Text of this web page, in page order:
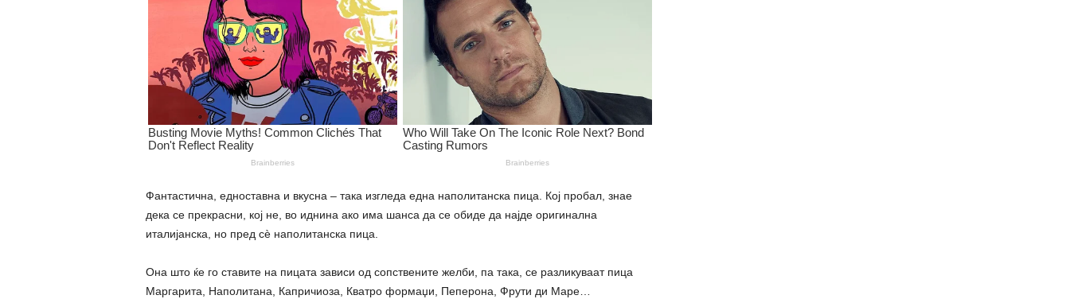
Фантастична, едноставна и вкусна – така изгледа една наполитанска пица. Кој пробал, знае
дека се прекрасни, кој не, во иднина ако има шанса да се обиде да најде оригинална
италијанска, но пред сѐ наполитанска пица.
Она што ќе го ставите на пицата зависи од сопствените желби, па така, се разликуваат пица
Маргарита, Наполитана, Капричиоза, Кватро формаџи, Пеперона, Фрути ди Маре…